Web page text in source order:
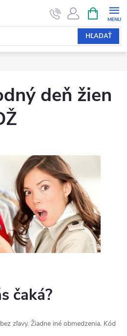
HĽADAŤ
KOŠÍK
deň žien
čaká?
zľavy. Žiadne iné obmedzenia. Kód